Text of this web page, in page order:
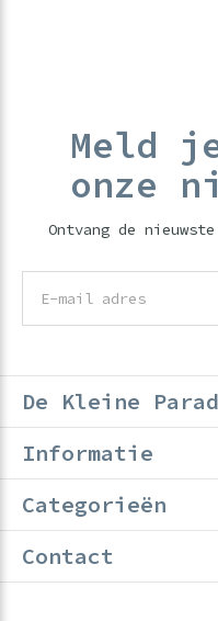
Meld
onze
Ontvang de
De Kleine
Informatie
Categorieën
Contact